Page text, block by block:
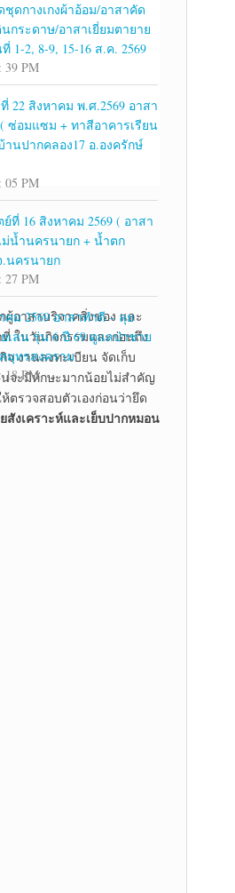
ผู้อาสาบริจาคสิ่งของ และ
ในวันกิจกรรมและก่อนถึง
งานลงทะเบียน จัดเก็บ
นจะมีทักษะมากน้อยไม่สำคัญ
รวจสอบตัวเองก่อนว่ายึด
งเคราะห์และเย็บปากหมอน
ดกางเกงผ้าอ้อม/อาสาคัด
กระดาษ/อาสาเยี่ยมตายาย
1-2, 8-9, 15-16 ส.ค. 2569
39 PM
22 สิงหาคม พ.ศ.2569 อาสา
ซ่อมแซม + ทาสีอาคารเรียน
านปากคลอง17 อ.องครักษ์
05 PM
ที่ 16 สิงหาคม 2569 ( อาสา
ม่น้ำนครนายก + น้ำตก
.นครนายก
27 PM
ม 2569 อาสาทำดี – ลุย
เลน รุ่น 6 ปี 69 ดูแลป่าชาย
มุทรสงคราม
18 PM